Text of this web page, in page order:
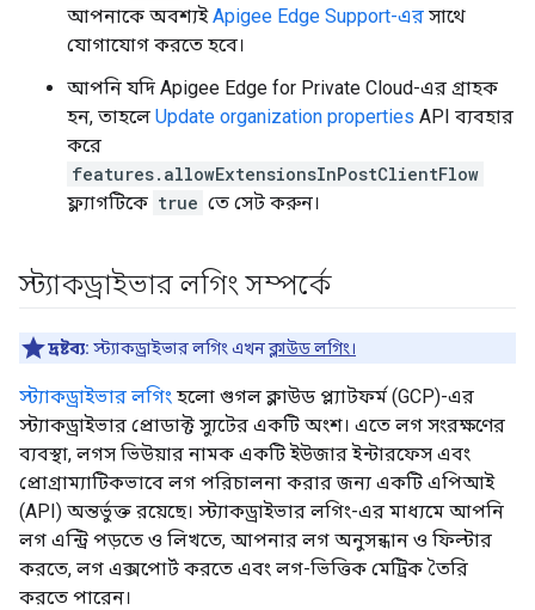
আপনাকে অবশ্যইApigee Edge Support-এর সাথে
যোগাযোগ করতে হবে।
আপনি যদি Apigee Edge for Private Cloud-এর গ্রাহক
হন, তাহলে Update organization properties API ব্যবহার
করে
features.allowExtensionsInPostClientFlow
ফ্ল্যাগটিকে true তে সেট করুন।
স্ট্যাকড্রাইভার লগিং সম্পর্কে
দ্রষ্টব্য: স্ট্যাকড্রাইভার লগিং এখনক্লাউড লগিং।
স্ট্যাকড্রাইভার লগিং হলো গুগল ক্লাউড প্ল্যাটফর্ম (GCP)-এর
স্ট্যাকড্রাইভার প্রোডাক্ট স্যুটের একটি অংশ। এতে লগ সংরক্ষণের
ব্যবস্থা, লগস ভিউয়ার নামক একটি ইউজার ইন্টারফেস এবং
প্রোগ্রাম্যাটিকভাবে লগ পরিচালনা করার জন্য একটি এপিআই
(API) অন্তর্ভুক্ত রয়েছে। স্ট্যাকড্রাইভার লগিং-এর মাধ্যমে আপনি
লগ এন্ট্রি পড়তে ও লিখতে, আপনার লগ অনুসন্ধান ও ফিল্টার
করতে, লগ এক্সপোর্ট করতে এবং লগ-ভিত্তিক মেট্রিক তৈরি
করতে পারেন।